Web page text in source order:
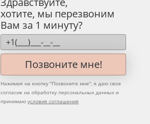
хотите, мы перезвоним
Вам за 1 минуту?
Позвоните мне!
Нажимая на кнопку "Позвоните мне", я даю свое
согласие на обработку персональных данных и
принимаю условия соглашения